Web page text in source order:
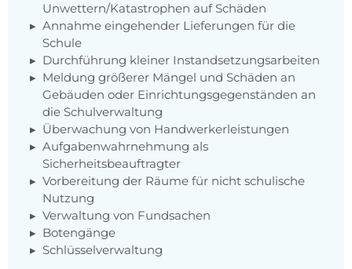
Unwettern/Katastrophen auf Schäden
Annahme eingehender Lieferungen für die
Schule
Durchführung kleiner Instandsetzungsarbeiten
Meldung größerer Mängel und Schäden an
Gebäuden oder Einrichtungsgegenständen an
die Schulverwaltung
Überwachung von Handwerkerleistungen
Aufgabenwahrnehmung als
Sicherheitsbeauftragter
Vorbereitung der Räume für nicht schulische
Nutzung
Verwaltung von Fundsachen
Botengänge
Schlüsselverwaltung